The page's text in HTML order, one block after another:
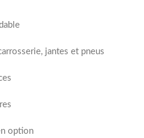
jantes et pneus
option